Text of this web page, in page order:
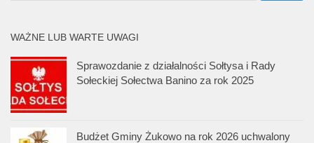
WAŻNE LUB WARTE UWAGI
Sprawozdanie z działalności Sołtysa i Rady
Sołeckiej Sołectwa Banino za rok 2025
Budżet Gminy Żukowo na rok 2026 uchwalony